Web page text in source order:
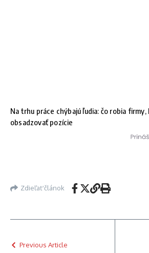
Na trhu práce chýbajú ľudia: čo robia
obsadzovať pozície
Zdieľať článok
Previous Article